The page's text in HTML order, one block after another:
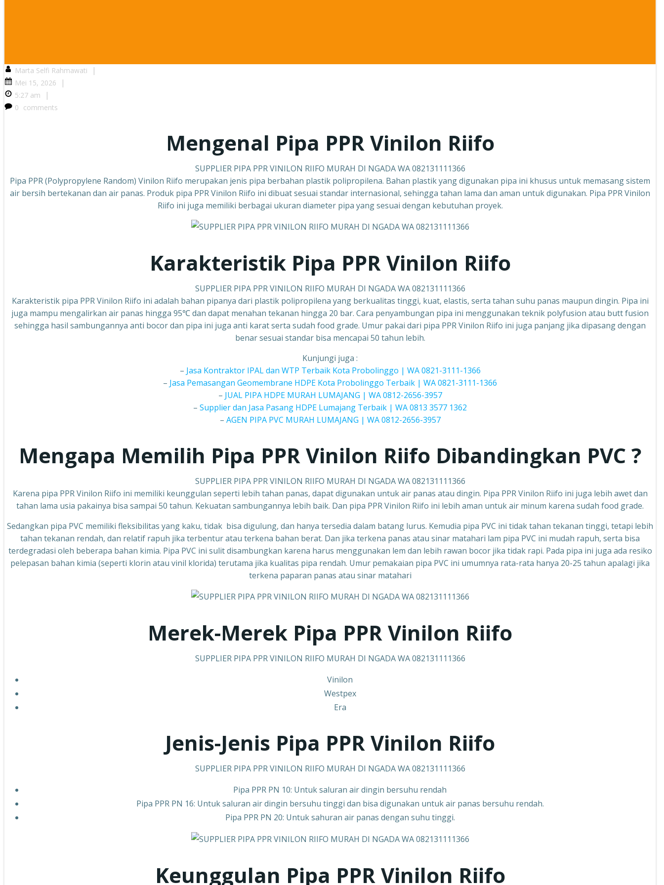
Marta Selfi Rahmawati |
Mei 15, 2026 |
5:27 am |
0 comments
Mengenal Pipa PPR Vinilon Riifo
SUPPLIER PIPA PPR VINILON RIIFO MURAH DI NGADA WA 082131111366
Pipa PPR (Polypropylene Random) Vinilon Riifo merupakan jenis pipa berbahan plastik polipropilena. Bahan plastik yang digunakan pipa ini khusus untuk memasang sistem
air bersih bertekanan dan air panas. Produk pipa PPR Vinilon Riifo ini dibuat sesuai standar internasional, sehingga tahan lama dan aman untuk digunakan. Pipa PPR Vinilon
Riifo ini juga memiliki berbagai ukuran diameter pipa yang sesuai dengan kebutuhan proyek.
Karakteristik Pipa PPR Vinilon Riifo
SUPPLIER PIPA PPR VINILON RIIFO MURAH DI NGADA WA 082131111366
Karakteristik pipa PPR Vinilon Riifo ini adalah bahan pipanya dari plastik polipropilena yang berkualitas tinggi, kuat, elastis, serta tahan suhu panas maupun dingin. Pipa ini
juga mampu mengalirkan air panas hingga 95℃ dan dapat menahan tekanan hingga 20 bar. Cara penyambungan pipa ini menggunakan teknik polyfusion atau butt fusion
sehingga hasil sambungannya anti bocor dan pipa ini juga anti karat serta sudah food grade. Umur pakai dari pipa PPR Vinilon Riifo ini juga panjang jika dipasang dengan
benar sesuai standar bisa mencapai 50 tahun lebih.
Kunjungi juga :
– Jasa Kontraktor IPAL dan WTP Terbaik Kota Probolinggo | WA 0821-3111-1366
– Jasa Pemasangan Geomembrane HDPE Kota Probolinggo Terbaik | WA 0821-3111-1366
– JUAL PIPA HDPE MURAH LUMAJANG | WA 0812-2656-3957
– Supplier dan Jasa Pasang HDPE Lumajang Terbaik | WA 0813 3577 1362
– AGEN PIPA PVC MURAH LUMAJANG | WA 0812-2656-3957
Mengapa Memilih Pipa PPRVinilon Riifo Dibandingkan PVC ?
SUPPLIER PIPA PPR VINILON RIIFO MURAH DI NGADA WA 082131111366
Karena pipa PPR Vinilon Riifo ini memiliki keunggulan seperti lebih tahan panas, dapat digunakan untuk air panas atau dingin. Pipa PPR Vinilon Riifo ini juga lebih awet dan
tahan lama usia pakainya bisa sampai 50 tahun. Kekuatan sambungannya lebih baik. Dan pipa PPR Vinilon Riifo ini lebih aman untuk air minum karena sudah food grade.
Sedangkan pipa PVC memiliki fleksibilitas yang kaku, tidak bisa digulung, dan hanya tersedia dalam batang lurus. Kemudia pipa PVC ini tidak tahan tekanan tinggi, tetapi lebih
tahan tekanan rendah, dan relatif rapuh jika terbentur atau terkena bahan berat. Dan jika terkena panas atau sinar matahari lam pipa PVC ini mudah rapuh, serta bisa
terdegradasi oleh beberapa bahan kimia. Pipa PVC ini sulit disambungkan karena harus menggunakan lem dan lebih rawan bocor jika tidak rapi. Pada pipa ini juga ada resiko
pelepasan bahan kimia (seperti klorin atau vinil klorida) terutama jika kualitas pipa rendah. Umur pemakaian pipa PVC ini umumnya rata-rata hanya 20-25 tahun apalagi jika
terkena paparan panas atau sinar matahari
Merek-Merek Pipa PPRVinilon Riifo
SUPPLIER PIPA PPR VINILON RIIFO MURAH DI NGADA WA 082131111366
Vinilon
Westpex
Era
Jenis-Jenis Pipa PPRVinilon Riifo
SUPPLIER PIPA PPR VINILON RIIFO MURAH DI NGADA WA 082131111366
Pipa PPR PN 10: Untuk saluran air dingin bersuhu rendah
Pipa PPR PN 16: Untuk saluran air dingin bersuhu tinggi dan bisa digunakan untuk air panas bersuhu rendah.
Pipa PPR PN 20: Untuk sahuran air panas dengan suhu tinggi.
Keunggulan Pipa PPRVinilon Riifo